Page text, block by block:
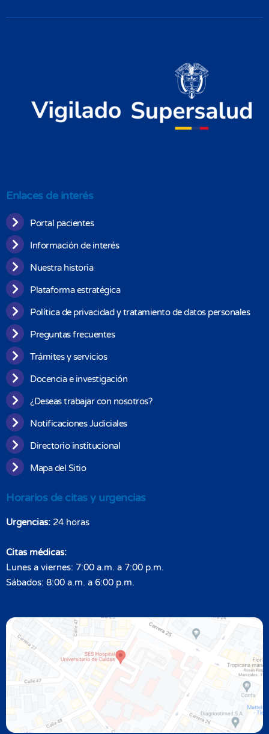
Enlaces de interés
Portal pacientes
Información de interés
Nuestra historia
Plataforma estratégica
Política de privacidad y tratamiento de datos personales
Preguntas frecuentes
Trámites y servicios
Docencia e investigación
¿Deseas trabajar con nosotros?
Notificaciones Judiciales
Directorio institucional
Mapa del Sitio
Horarios de citas y urgencias
Urgencias: 24 horas
Citas médicas:
Lunes a viernes: 7:00 a.m. a 7:00 p.m.
Sábados: 8:00 a.m. a 6:00 p.m.